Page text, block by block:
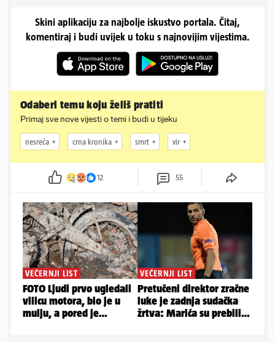
Skini aplikaciju za najbolje iskustvo portala. Čitaj,
komentiraj i budi uvijek u toku s najnovijim vijestima.
Odaberi temu koju želiš pratiti
Primaj sve nove vijesti o temi i budi u tijeku
nesreća crna kronika smrt vir
12 55